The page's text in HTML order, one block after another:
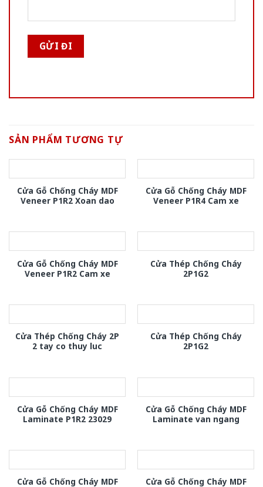
SẢN PHẨM TƯƠNG TỰ
Cửa Gỗ Chống Cháy MDF
Veneer P1R2 Xoan dao
Cửa Gỗ Chống Cháy MDF
Veneer P1R4 Cam xe
Cửa Gỗ Chống Cháy MDF
Veneer P1R2 Cam xe
Cửa Thép Chống Cháy
2P1G2
Cửa Thép Chống Cháy 2P
2 tay co thuy luc
Cửa Thép Chống Cháy
2P1G2
Cửa Gỗ Chống Cháy MDF
Laminate P1R2 23029
Cửa Gỗ Chống Cháy MDF
Laminate van ngang
Cửa Gỗ Chống Cháy MDF
Cửa Gỗ Chống Cháy MDF